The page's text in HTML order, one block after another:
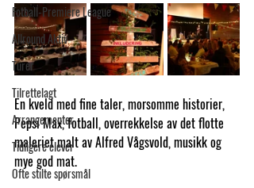
Fotball-Premiere League
Allround Aktiv
Turer
Tilrettelagt
Arrangementer
Tidligere elever
Ofte stilte spørsmål
En kveld med fine taler, morsomme historier,
Pepsi Max, fotball, overrekkelse av det flotte
maleriet malt av Alfred Vågsvold, musikk og
mye god mat.